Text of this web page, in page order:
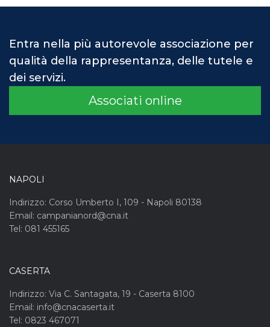
Entra nella più autorevole associazione per
qualità della rappresentanza, delle tutele e
dei servizi.
Associati online
NAPOLI
Indirizzo: Corso Umberto I, 109 - Napoli 80138
Email: campanianord@cna.it
Tel: 081 455165
CASERTA
Indirizzo: Via C. Santagata, 19 - Caserta 8100
Email: info@cnacaserta.it
Tel: 0823 467071